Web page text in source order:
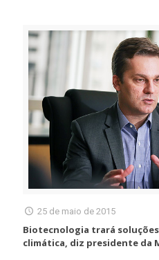
25 de maio de 2015
Biotecnologia trará
climática, diz presidente da